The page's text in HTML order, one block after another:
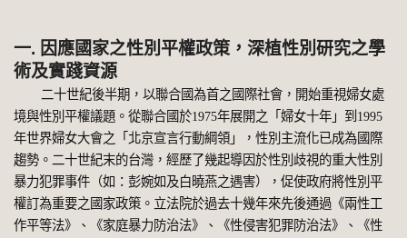
一. 因應國家之性別平權政策，深植性別研究之學
術及實踐資源
二十世紀後半期，以聯合國為首之國際社會，開始重視婦女處
境與性別平權議題。從聯合國於1975年展開之「婦女十年」到 1995
年世界婦女大會之「北京宣言行動綱領」，性別主流化已成為國際
趨勢。二十世紀末的台灣，經歷了幾起導因於性別歧視的重大性別
暴力犯罪事件（如：彭婉如及白曉燕之遇害），促使政府將性別平
權訂為重要之國家政策。立法院於過去十幾年來先後通過《兩性工
作平等法》、《家庭暴力防治法》、《性侵害犯罪防治法》、《性